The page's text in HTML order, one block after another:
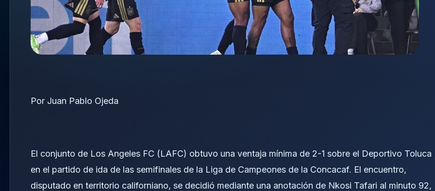
Por Juan Pablo Ojeda
El conjunto de Los Angeles FC (LAFC) obtuvo una ventaja mínima de 2-1 sobre el Deportivo Toluca
en el partido de ida de las semifinales de la Liga de Campeones de la Concacaf. El encuentro,
disputado en territorio californiano, se decidió mediante una anotación de Nkosi Tafari al minuto 92,